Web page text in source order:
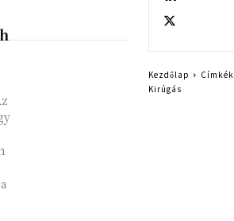
Kezdőlap
Címkék
Kirúgás